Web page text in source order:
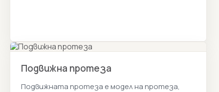
Подвижна протеза
Подвижната протеза е модел на протеза,